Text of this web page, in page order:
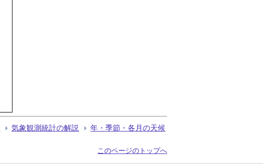
気象観測統計の解説 年・季節・各月の天候
このページのトップへ